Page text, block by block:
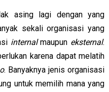
asing lagi dengan yang
sekali organisasi yang
internalmaupun eksternal.
karena dapat melatih
. Banyaknya jenis organisasi
untuk memilih mana yang